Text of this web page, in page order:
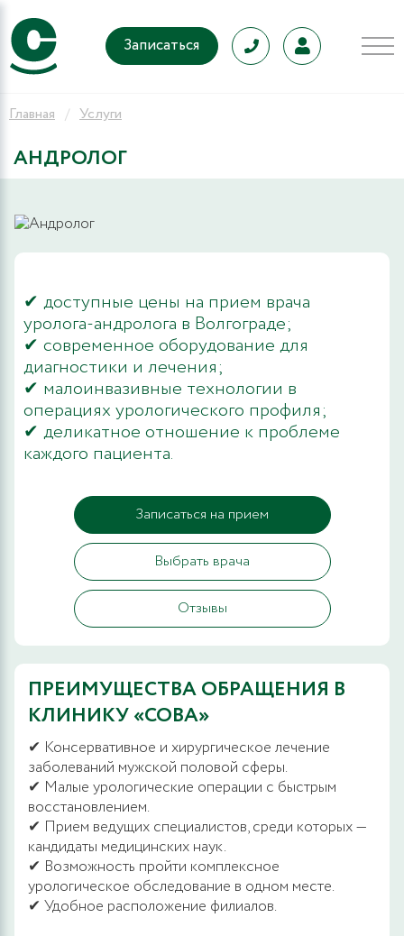
Записаться
Главная Услуги
АНДРОЛОГ
✔ доступные цены на прием врача
уролога-андролога в Волгограде;
✔ современное оборудование для
диагностики и лечения;
✔ малоинвазивные технологии в
операциях урологического профиля;
✔ деликатное отношение к проблеме
каждого пациента.
Записаться на прием
Выбрать врача
Отзывы
ПРЕИМУЩЕСТВА ОБРАЩЕНИЯ В
КЛИНИКУ «СОВА»
✔ Консервативное и хирургическое лечение
заболеваний мужской половой сферы.
✔ Малые урологические операции с быстрым
восстановлением.
✔ Прием ведущих специалистов, среди которых —
кандидаты медицинских наук.
✔ Возможность пройти комплексное
урологическое обследование в одном месте.
✔ Удобное расположение филиалов.